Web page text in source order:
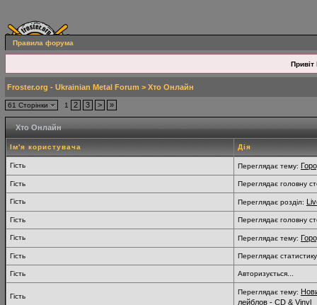
Правила форума
Привіт
Froster.org - Ukrainian Metal Forum > Хто Онлайн
61 Сторінки 1 2 3 > »
Хто Онлайн
Ім'я користувача Дія
Гість Переглядає тему:
Гість Переглядає головну
Гість Переглядає розділ:
Гість Переглядає головну
Гість Переглядає тему:
Гість Переглядає статистику
Гість Авторизується...
Гість
Переглядає тему:
лейблов - CD & Vinyl